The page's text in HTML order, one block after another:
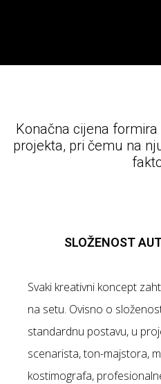
Konačna cijena
projekta, pri čemu na
SLOŽENOST
Svaki kreativni koncept
na setu. Ovisno o
standardnu postavu, u
scenarista, ton-majstora,
kostimografa,